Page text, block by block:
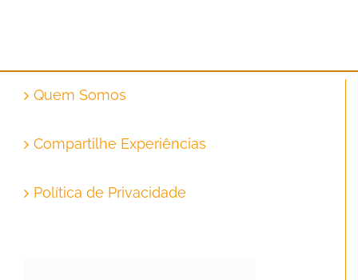
Quem Somos
Compartilhe Experiências
Política de Privacidade